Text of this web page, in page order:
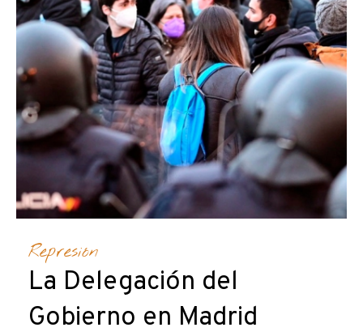
Represión
La Delegación del
Gobierno en Madrid